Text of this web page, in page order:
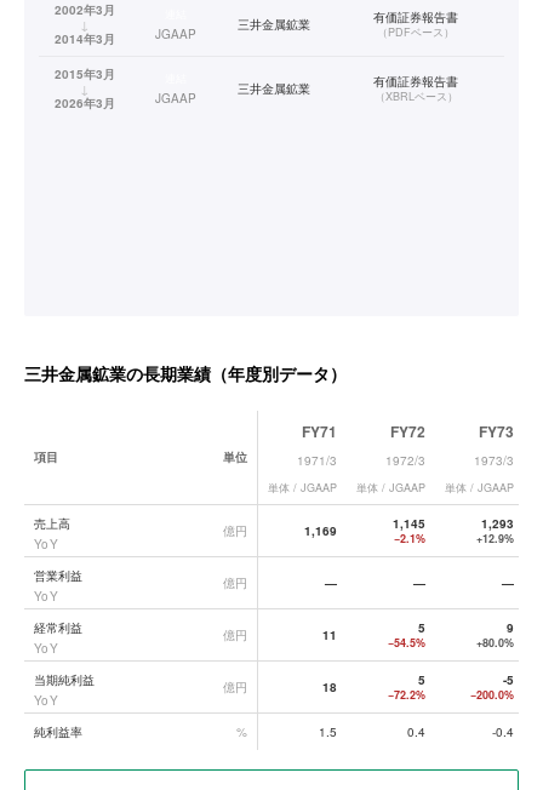
2002年3月
↓
2014年3月
JGAAP
三井金属鉱業 有価証券報告書
（PDFベース）
2015年3月
↓
2026年3月
JGAAP
三井金属鉱業 有価証券報告書
（XBRLベース）
三井金属鉱業の長期業績（年度別データ）
三井金属鉱業
項目 単位
FY71
1971/3
単体 / JGAAP
FY72
1972/3
単体 / JGAAP
FY73
1973/3
単体 / JGAAP
売上高
YoY
億円 1,169 1,145
−2.1%
1,293
+12.9%
営業利益
YoY
億円 — — —
経常利益
YoY
億円 11 5
−54.5%
9
+80.0%
当期純利益
YoY
億円 18 5
−72.2%
-5
−200.0%
純利益率 % 1.5 0.4 -0.4